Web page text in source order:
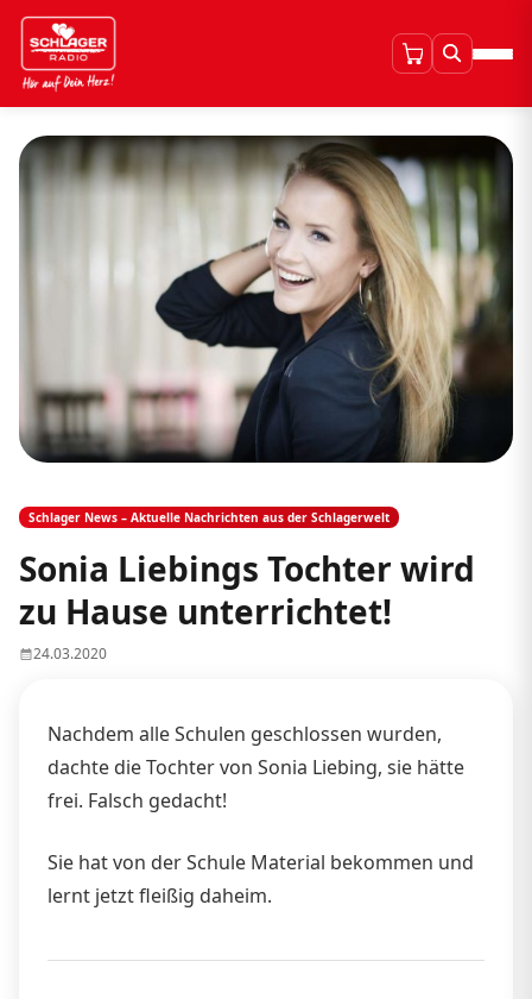
Schlager News – Aktuelle Nachrichten aus der Schlagerwelt
Sonia Liebings Tochter wird
zu Hause unterrichtet!
24.03.2020
Nachdem alle Schulen geschlossen wurden,
dachte die Tochter von Sonia Liebing, sie hätte
frei. Falsch gedacht!
Sie hat von der Schule Material bekommen und
lernt jetzt fleißig daheim.